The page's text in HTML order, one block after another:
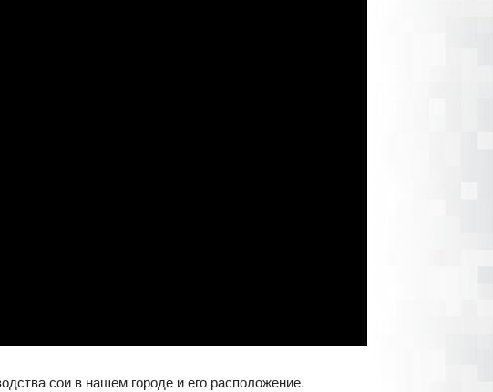
сои в нашем городе и его расположение.